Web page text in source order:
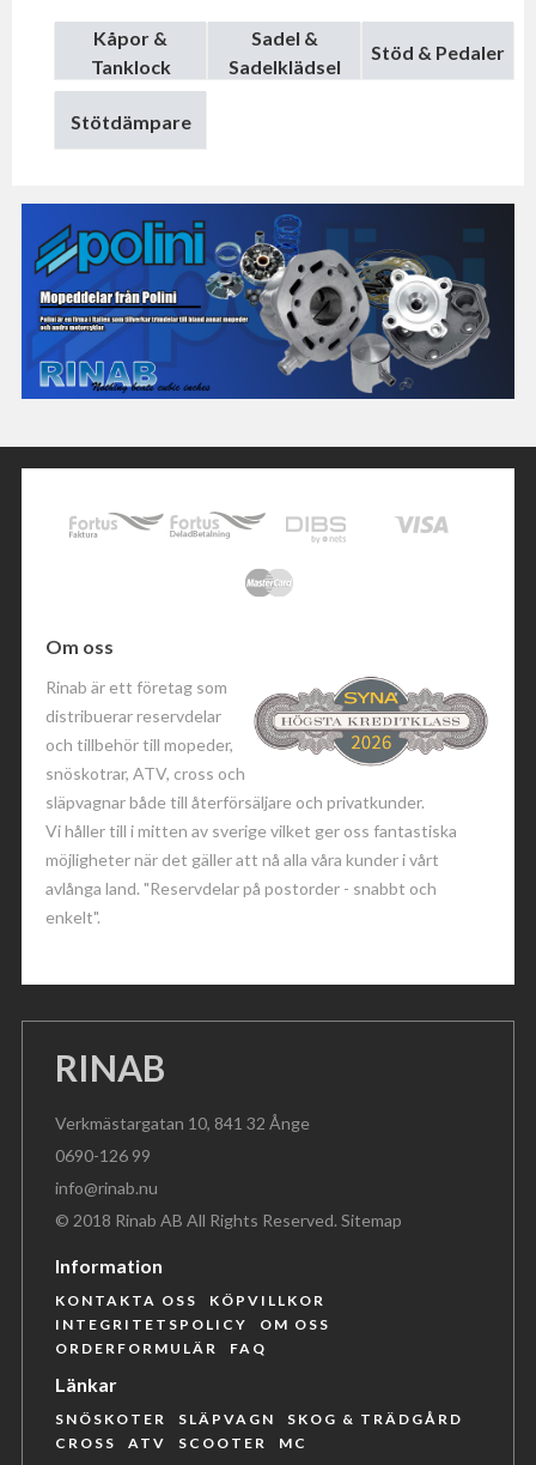
Kåpor &
Tanklock
Sadel &
Sadelklädsel
Stöd & Pedaler
Stötdämpare
Om oss
Rinab är ett företag som
distribuerar reservdelar
och tillbehör till mopeder,
snöskotrar, ATV, cross och
släpvagnar både till återförsäljare och privatkunder.
Vi håller till i mitten av sverige vilket ger oss fantastiska
möjligheter när det gäller att nå alla våra kunder i vårt
avlånga land. "Reservdelar på postorder - snabbt och
enkelt".
RINAB
Verkmästargatan 10, 841 32 Ånge
0690-126 99
info@rinab.nu
© 2018 Rinab AB All Rights Reserved.Sitemap
Information
KONTAKTA OSS
KÖPVILLKOR
INTEGRITETSPOLICY
OM OSS
ORDERFORMULÄR
FAQ
Länkar
SNÖSKOTER SLÄPVAGN
SKOG & TRÄDGÅRD
CROSS
ATV SCOOTER MC